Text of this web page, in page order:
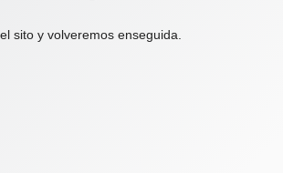
sito y volveremos enseguida.